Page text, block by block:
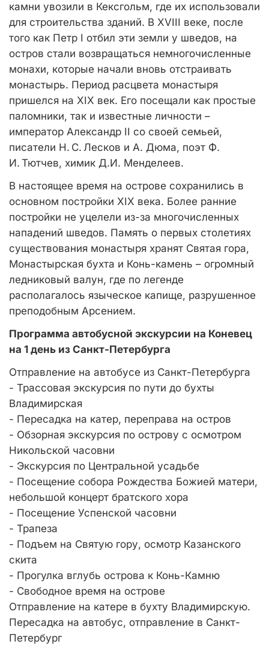
камни увозили в Кексгольм, где их использовали
для строительства зданий. В XVIII веке, после
того как Петр I отбил эти земли у шведов, на
остров стали возвращаться немногочисленные
монахи, которые начали вновь отстраивать
монастырь. Период расцвета монастыря
пришелся на XIX век. Его посещали как простые
паломники, так и известные личности –
император Александр II со своей семьей,
писатели Н. С. Лесков и А. Дюма, поэт Ф.
И. Тютчев, химик Д.И. Менделеев.
В настоящее время на острове сохранились в
основном постройки XIX века. Более ранние
постройки не уцелели из-за многочисленных
нападений шведов. Память о первых столетиях
существования монастыря хранят Святая гора,
Монастырская бухта и Конь-камень – огромный
ледниковый валун, где по легенде
располагалось языческое капище, разрушенное
преподобным Арсением.
Программа автобусной экскурсии на Коневец
на 1 день из Санкт-Петербурга
Отправление на автобусе из Санкт-Петербурга
- Трассовая экскурсия по пути до бухты
Владимирская
- Пересадка на катер, переправа на остров
- Обзорная экскурсия по острову с осмотром
Никольской часовни
- Экскурсия по Центральной усадьбе
- Посещение собора Рождества Божией матери,
небольшой концерт братского хора
- Посещение Успенской часовни
- Трапеза
- Подъем на Святую гору, осмотр Казанского
скита
- Прогулка вглубь острова к Конь-Камню
- Свободное время на острове
Отправление на катере в бухту Владимирскую.
Пересадка на автобус, отправление в Санкт-
Петербург